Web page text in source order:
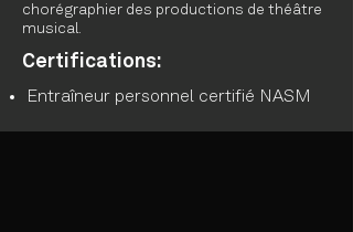
chorégraphier des productions de théâtre
musical.
Certifications:
Entraîneur personnel certifié NASM